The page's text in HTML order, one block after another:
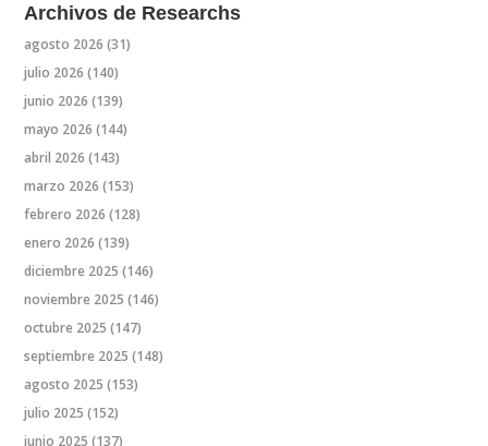
Archivos de Researchs
agosto 2026 (31)
julio 2026 (140)
junio 2026 (139)
mayo 2026 (144)
abril 2026 (143)
marzo 2026 (153)
febrero 2026 (128)
enero 2026 (139)
diciembre 2025 (146)
noviembre 2025 (146)
octubre 2025 (147)
septiembre 2025 (148)
agosto 2025 (153)
julio 2025 (152)
junio 2025 (137)